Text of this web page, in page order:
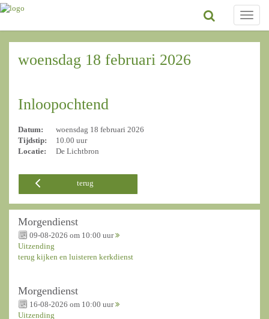
Toggle
woensdag 18 februari 2026
Inloopochtend
Datum:
woensdag 18 februari 2026
Tijdstip:
10.00 uur
Locatie:
De Lichtbron
terug
Morgendienst
09-08-2026 om 10:00 uur
Uitzending
terug kijken en luisteren kerkdienst
Morgendienst
16-08-2026 om 10:00 uur
Uitzending